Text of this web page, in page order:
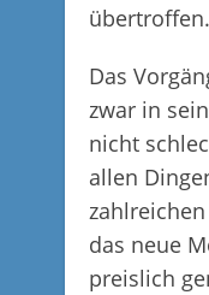
übertroffen.
Das
zwar in
nicht
allen
das neue
preislich